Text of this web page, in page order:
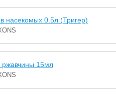
0.5л (Тригер)
15мл